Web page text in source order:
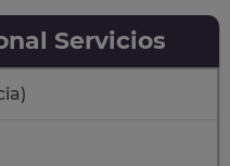
Servicios